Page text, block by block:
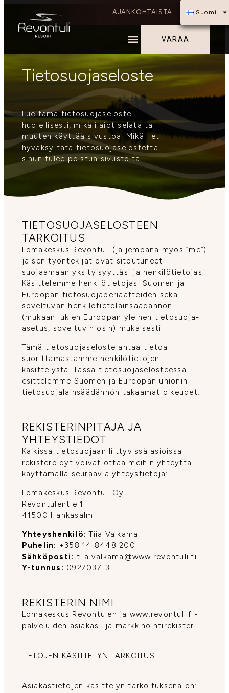
Suomi
AJANKOHTAISTA
VARAA
Tietosuojaseloste
Lue tämä tietosuojaseloste
huolellisesti, mikäli aiot selata tai
muuten käyttää sivustoa. Mikäli et
hyväksy tätä tietosuojaselostetta,
sinun tulee poistua sivustolta.
TIETOSUOJASELOSTEEN
TARKOITUS
Lomakeskus Revontuli (jäljempänä myös ”me”)
ja sen työntekijät ovat sitoutuneet
suojaamaan yksityisyyttäsi ja henkilötietojasi.
Käsittelemme henkilötietojasi Suomen ja
Euroopan tietosuojaperiaatteiden sekä
soveltuvan henkilötietolainsäädännön
(mukaan lukien Euroopan yleinen tietosuoja-
asetus, soveltuvin osin) mukaisesti.
Tämä tietosuojaseloste antaa tietoa
suorittamastamme henkilötietojen
käsittelystä. Tässä tietosuojaselosteessa
esittelemme Suomen ja Euroopan unionin
tietosuojalainsäädännön takaamat oikeudet.
REKISTERINPITÄJÄ JA
YHTEYSTIEDOT
Kaikissa tietosuojaan liittyvissä asioissa
rekisteröidyt voivat ottaa meihin yhteyttä
käyttämällä seuraavia yhteystietoja:
Lomakeskus Revontuli Oy
Revontulentie 1
41500 Hankasalmi
Yhteyshenkilö: Tiia Valkama
Puhelin: +358 14 8448 200
Sähköposti: tiia.valkama@www.revontuli.fi
Y-tunnus: 0927037-3
REKISTERIN NIMI
Lomakeskus Revontulen ja www.revontuli.fi-
palveluiden asiakas- ja markkinointirekisteri.
TIETOJEN KÄSITTELYN TARKOITUS
Asiakastietojen käsittelyn tarkoituksena on: